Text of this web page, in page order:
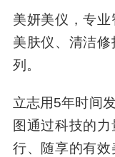
美妍美仪，专
美肤仪、清洁
列。
立志用5年时间
图通过科技的
行、随享的有效